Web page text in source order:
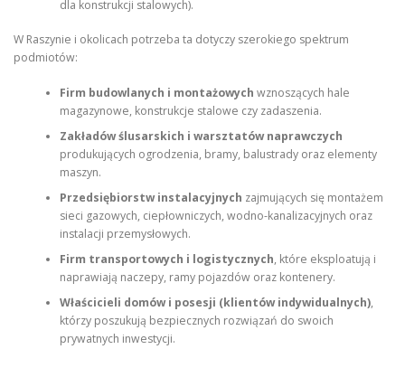
dla konstrukcji stalowych).
W Raszynie i okolicach potrzeba ta dotyczy szerokiego spektrum
podmiotów:
Firm budowlanych i montażowych wznoszących hale
magazynowe, konstrukcje stalowe czy zadaszenia.
Zakładów ślusarskich i warsztatów naprawczych
produkujących ogrodzenia, bramy, balustrady oraz elementy
maszyn.
Przedsiębiorstw instalacyjnych zajmujących się montażem
sieci gazowych, ciepłowniczych, wodno-kanalizacyjnych oraz
instalacji przemysłowych.
Firm transportowych i logistycznych, które eksploatują i
naprawiają naczepy, ramy pojazdów oraz kontenery.
Właścicieli domów i posesji (klientów indywidualnych),
którzy poszukują bezpiecznych rozwiązań do swoich
prywatnych inwestycji.